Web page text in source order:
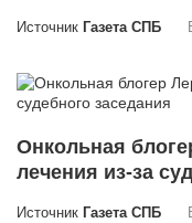
Источник Газета СПБ
Онкольная
лечения из-за
Источник Газета СПБ